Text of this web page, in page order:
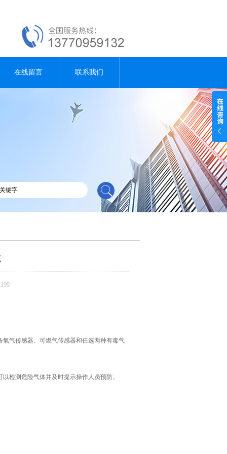
在线留言 联系我们
气传感器、可燃气传感器和任选两种有毒气
检测危险气体并及时提示操作人员预防。